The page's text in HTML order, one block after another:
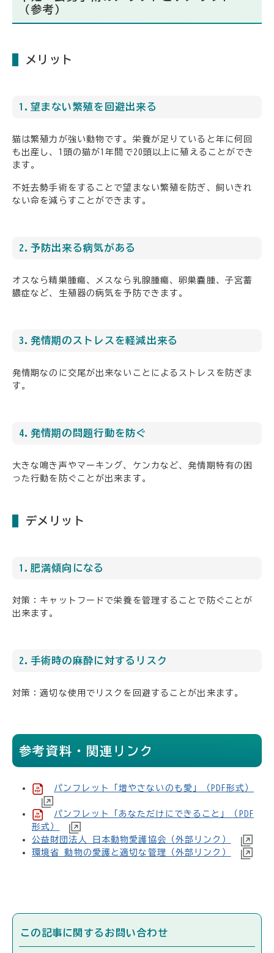
（参考）
メリット
1.望まない繁殖を回避出来る
猫は繁殖力が強い動物です。栄養が足りていると年に何回
も出産し、1頭の猫が1年間で20頭以上に殖えることができ
ます。
不妊去勢手術をすることで望まない繁殖を防ぎ、飼いきれ
ない命を減らすことができます。
2.予防出来る病気がある
オスなら精巣腫瘍、メスなら乳腺腫瘍、卵巣嚢腫、子宮蓄
膿症など、生殖器の病気を予防できます。
3.発情期のストレスを軽減出来る
発情期なのに交尾が出来ないことによるストレスを防ぎま
す。
4.発情期の問題行動を防ぐ
大きな鳴き声やマーキング、ケンカなど、発情期特有の困
った行動を防ぐことが出来ます。
デメリット
1.肥満傾向になる
対策：キャットフードで栄養を管理することで防ぐことが
出来ます。
2.手術時の麻酔に対するリスク
対策：適切な使用でリスクを回避することが出来ます。
参考資料・関連リンク
パンフレット「増やさないのも愛」（PDF形式）
パンフレット「あなただけにできること」（PDF
形式）
公益財団法人 日本動物愛護協会（外部リンク）
環境省 動物の愛護と適切な管理（外部リンク）
この記事に関するお問い合わせ